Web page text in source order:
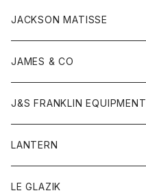
フリース
ストール
Tシャツ
グッズ
アンダーウェア
靴
トップス
カーディガン
ジャケット
ボトム
オーバーオール
ショートパンツ
レディース
アウター
コート
Tシャツ
ロンパース
グッズ
靴
ストール
トップス
カットソー
シャツ
ボトム
オーバーオール
ショートパンツ
レディース
オーバーオール
ワンピース
ワンピース
バック
キッズ
トレーナー
トップス
Gジャケット
スウェット
帽子
JACKSON MATISSE
Tシャツ
帽子
JAMES & CO
ボトム
J&S FRANKLIN EQUIPMENT
アウター
LANTERN
アウター
LE GLAZIK